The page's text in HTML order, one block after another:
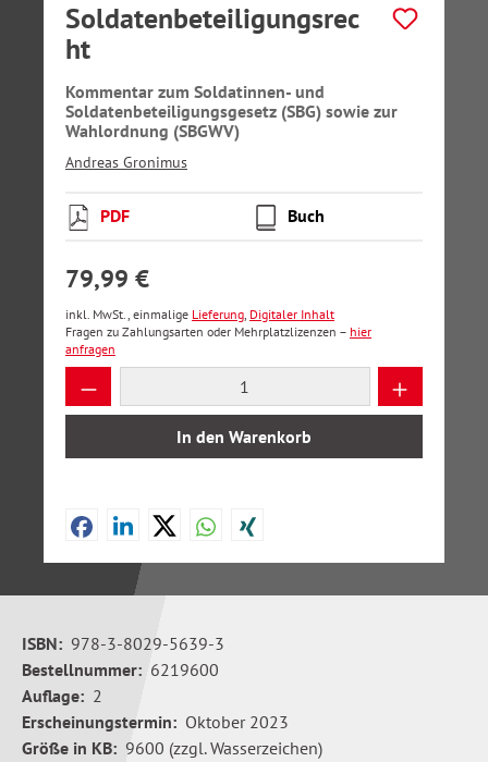
Soldatenbeteiligungsrec
ht
Kommentar zum Soldatinnen- und
Soldatenbeteiligungsgesetz (SBG) sowie zur
Wahlordnung (SBGWV)
Andreas Gronimus
PDF Buch
79,99 €
inkl. MwSt., einmalige Lieferung, Digitaler Inhalt
Fragen zu Zahlungsarten oder Mehrplatzlizenzen – hier
anfragen
Produkt Anzahl: Gib den gewünschten
In den Warenkorb
ISBN: 978-3-8029-5639-3
Bestellnummer: 6219600
Auflage: 2
Erscheinungstermin: Oktober 2023
Größe in KB: 9600 (zzgl. Wasserzeichen)